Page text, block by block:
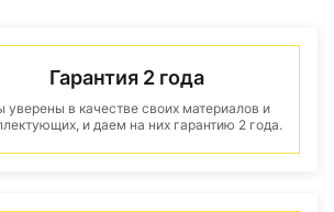
Гарантия 2 года
уверены в качестве своих материалов и
и даем на них гарантию 2 года.